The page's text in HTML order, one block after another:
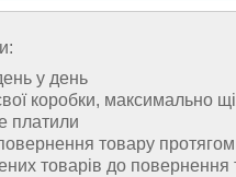
у день
коробки, максимально
платили
товару протягом
товарів до повернення